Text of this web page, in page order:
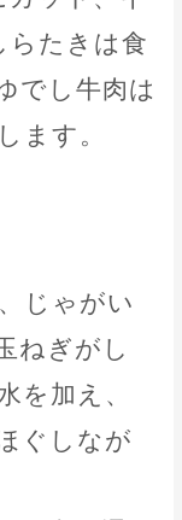
らたきは食
でし牛肉は
ます。
じゃがい
ねぎがし
を加え、
ぐしなが